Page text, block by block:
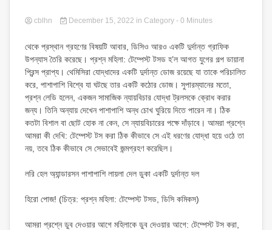
cblhn December 15, 2022 in Category - 0 Minutes
থেকে প্রস্থান গ্রহণের বিষয়টি আবার, ডিসিও আরও একটি দুর্দান্ত গ্রাফিক
উপন্যাস তৈরি করেছে। প্রশ্ন মহিলা: টেম্পেস্ট টসড হ’ল আগত যুগের গল্প ডায়ানা
প্রিন্স প্রাপ্য। থেমিসিরা যোদ্ধাদের একটি দুর্দান্ত ডোজ রয়েছে যা তাকে পরিচালিত
করে, পাশাপাশি বিশ্বে যা ঘটছে তার একটি কঠোর ডোজ। সুপারম্যানের মতো,
প্রশ্ন লেডি হলেন, একজন সামাজিক ন্যায়বিচার যোদ্ধা ট্রলসকে ক্রোধ করার
জন্য। তিনি অন্যায় দেখেন পাশাপাশি অন্ধ চোখ ঘুরিয়ে দিতে পারেন না। ঠিক
কতটা বিশাল বা ছোট হোক না কেন, সে ন্যায়বিচারের পক্ষে দাঁড়াবে। আমরা প্রশ্নে
আমরা কী দেখি: টেম্পেস্ট টস করা ঠিক কীভাবে সে এই ধরণের যোদ্ধা হয়ে ওঠে তা
নয়, তবে ঠিক কীভাবে সে সেভাবেই জন্মগ্রহণ করেছিল।
লরি হেল অ্যান্ডারসন পাশাপাশি লায়লা দেল ডুকা একটি দুর্দান্ত দল
হিরো পোজ! (চিত্র: প্রশ্ন মহিলা: টেম্পেস্ট টসড, ডিসি কমিকস)
আমরা প্রশ্নে ডুব দেওয়ার আগে মহিলাকে ডুব দেওয়ার আগে: টেম্পেস্ট টস করা,